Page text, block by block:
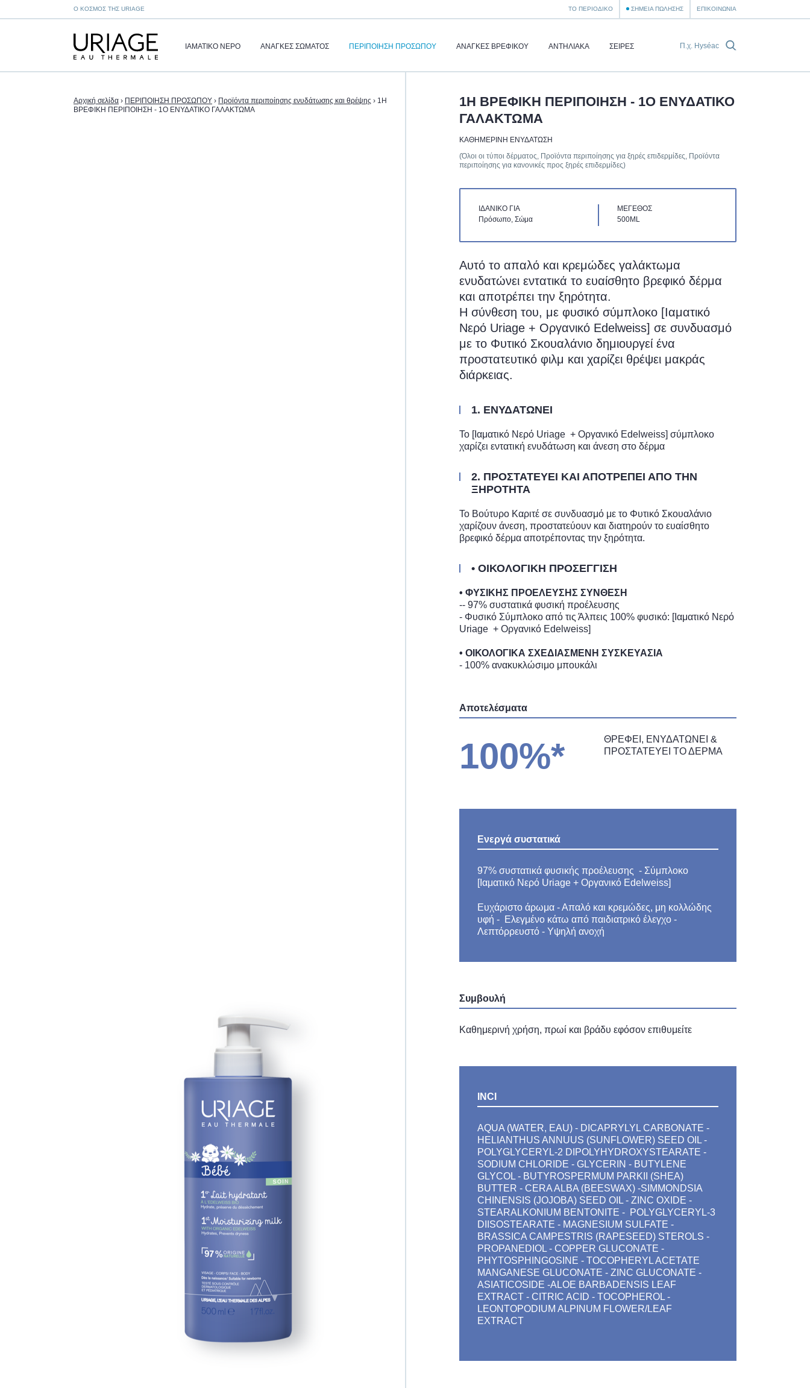
Ο ΚΌΣΜΟΣ ΤΗΣ URIAGE ΤΟ ΠΕΡΙΟΔΙΚΌ ΣΗΜΕΊΑ ΠΏΛΗΣΗΣ ΕΠΙΚΟΙΝΩΝΊΑ
ΙΑΜΑΤΙΚΌ ΝΕΡΌ ΑΝΆΓΚΕΣ ΣΏΜΑΤΟΣ ΠΕΡΙΠΟΙΗΣΗ ΠΡΟΣΩΠΟΥ ΑΝΆΓΚΕΣ ΒΡΕΦΙΚΟΎ ΑΝΤΗΛΙΑΚΆ ΣΕΙΡΈΣ
Αρχική σελίδα › ΠΕΡΙΠΟΙΗΣΗ ΠΡΟΣΩΠΟΥ › Προϊόντα περιποίησης ενυδάτωσης και θρέψης › 1Η
ΒΡΕΦΙΚΗ ΠΕΡΙΠΟΙΗΣΗ - 1Ο ΕΝΥΔΑΤΙΚΟ ΓΑΛΑΚΤΩΜΑ
1Η ΒΡΕΦΙΚΗ ΠΕΡΙΠΟΙΗΣΗ - 1Ο ΕΝΥΔΑΤΙΚΟ
ΓΑΛΑΚΤΩΜΑ
ΚΑΘΗΜΕΡΙΝΗ ΕΝΥΔΑΤΩΣΗ
(Όλοι οι τύποι δέρματος, Προϊόντα περιποίησης για ξηρές επιδερμίδες, Προϊόντα
περιποίησης για κανονικές προς ξηρές επιδερμίδες)
ΙΔΑΝΙΚΌ ΓΙΑ
Πρόσωπο, Σώμα
ΜΈΓΕΘΟΣ
500ML
Αυτό το απαλό και κρεμώδες γαλάκτωμα
ενυδατώνει εντατικά το ευαίσθητο βρεφικό δέρμα
και αποτρέπει την ξηρότητα.
Η σύνθεση του, με φυσικό σύμπλοκο [Ιαματικό
Νερό Uriage + Οργανικό Edelweiss] σε συνδυασμό
με το Φυτικό Σκουαλάνιο δημιουργεί ένα
προστατευτικό φιλμ και χαρίζει θρέψει μακράς
διάρκειας.
1. ΕΝΥΔΑΤΩΝΕΙ
Το [Ιαματικό Νερό Uriage + Οργανικό Edelweiss] σύμπλοκο
χαρίζει εντατική ενυδάτωση και άνεση στο δέρμα
2. ΠΡΟΣΤΑΤΕΥΕΙ ΚΑΙ ΑΠΟΤΡΕΠΕΙ ΑΠΟ ΤΗΝ
ΞΗΡΟΤΗΤΑ
Το Βούτυρο Καριτέ σε συνδυασμό με το Φυτικό Σκουαλάνιο
χαρίζουν άνεση, προστατεύουν και διατηρούν το ευαίσθητο
βρεφικό δέρμα αποτρέποντας την ξηρότητα.
• ΟΙΚΟΛΟΓΙΚΗ ΠΡΟΣΕΓΓΙΣΗ
• ΦΥΣΙΚΗΣ ΠΡΟΕΛΕΥΣΗΣ ΣΥΝΘΕΣΗ
-- 97% συστατικά φυσική προέλευσης
- Φυσικό Σύμπλοκο από τις Άλπεις 100% φυσικό: [Ιαματικό Νερό
Uriage + Οργανικό Edelweiss]
• ΟΙΚΟΛΟΓΙΚΑ ΣΧΕΔΙΑΣΜΕΝΗ ΣΥΣΚΕΥΑΣΙΑ
- 100% ανακυκλώσιμο μπουκάλι
Αποτελέσματα
100%*
ΘΡΕΦΕΙ, ΕΝΥΔΑΤΩΝΕΙ &
ΠΡΟΣΤΑΤΕΥΕΙ ΤΟ ΔΕΡΜΑ
Ενεργά συστατικά
97% συστατικά φυσικής προέλευσης - Σύμπλοκο
[Ιαματικό Νερό Uriage + Οργανικό Edelweiss]
Ευχάριστο άρωμα - Απαλό και κρεμώδες, μη κολλώδης
υφή - Ελεγμένο κάτω από παιδιατρικό έλεγχο -
Λεπτόρρευστό - Υψηλή ανοχή
Συμβουλή
Καθημερινή χρήση, πρωί και βράδυ εφόσον επιθυμείτε
INCI
AQUA (WATER, EAU) - DICAPRYLYL CARBONATE -
HELIANTHUS ANNUUS (SUNFLOWER) SEED OIL -
POLYGLYCERYL-2 DIPOLYHYDROXYSTEARATE -
SODIUM CHLORIDE - GLYCERIN - BUTYLENE
GLYCOL - BUTYROSPERMUM PARKII (SHEA)
BUTTER - CERA ALBA (BEESWAX) -SIMMONDSIA
CHINENSIS (JOJOBA) SEED OIL - ZINC OXIDE -
STEARALKONIUM BENTONITE - POLYGLYCERYL-3
DIISOSTEARATE - MAGNESIUM SULFATE -
BRASSICA CAMPESTRIS (RAPESEED) STEROLS -
PROPANEDIOL - COPPER GLUCONATE -
PHYTOSPHINGOSINE - TOCOPHERYL ACETATE
MANGANESE GLUCONATE - ZINC GLUCONATE -
ASIATICOSIDE -ALOE BARBADENSIS LEAF
EXTRACT - CITRIC ACID - TOCOPHEROL -
LEONTOPODIUM ALPINUM FLOWER/LEAF
EXTRACT